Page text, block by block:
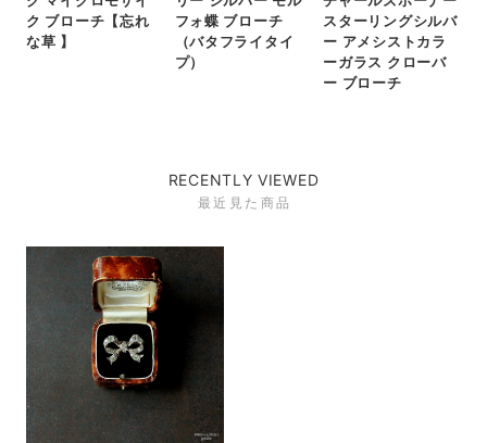
ク ブローチ【忘れ
な草 】
フォ蝶 ブローチ
（バタフライタイ
プ）
スターリングシルバ
ー アメシストカラ
ーガラス クローバ
ー ブローチ
RECENTLY VIEWED
最近見た商品